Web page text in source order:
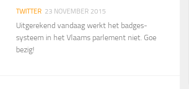
TWITTER 23 NOVEMBER 2015
Uitgerekend vandaag werkt het badges-
systeem in het Vlaams parlement niet. Goe
bezig!